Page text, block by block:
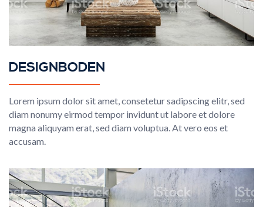
DESIGNBODEN
Lorem ipsum dolor sit amet, consetetur sadipscing elitr, sed
diam nonumy eirmod tempor invidunt ut labore et dolore
magna aliquyam erat, sed diam voluptua. At vero eos et
accusam.